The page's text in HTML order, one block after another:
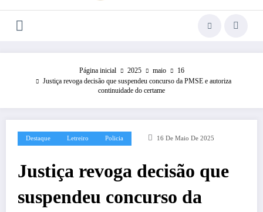
Página inicial 2025 maio
16
Justiça revoga decisão que suspendeu concurso da PMSE e autoriza
continuidade do certame
Destaque Letreiro Policia 16 De Maio De 2025
Justiça revoga decisão que
suspendeu concurso da